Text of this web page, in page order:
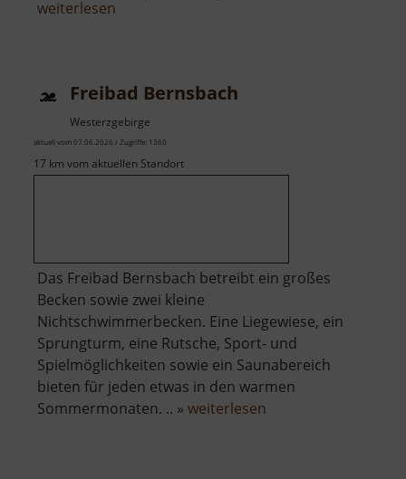
weiterlesen
Freibad Bernsbach
Westerzgebirge
aktuell vom 07.06.2026 / Zugriffe: 1360
17 km vom aktuellen Standort
Das Freibad Bernsbach betreibt ein großes
Becken sowie zwei kleine
Nichtschwimmerbecken. Eine Liegewiese, ein
Sprungturm, eine Rutsche, Sport- und
Spielmöglichkeiten sowie ein Saunabereich
bieten für jeden etwas in den warmen
Sommermonaten. .. » weiterlesen